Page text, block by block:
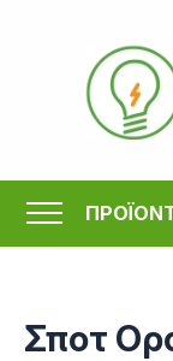
περιεχόμενο
Σποτ